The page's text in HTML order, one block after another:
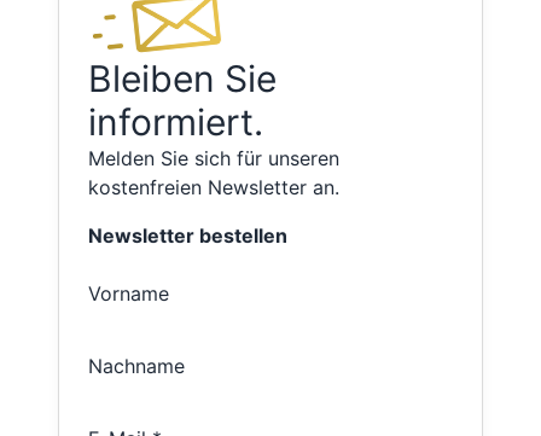
Bleiben Sie
informiert.
Melden Sie sich für unseren
kostenfreien Newsletter an.